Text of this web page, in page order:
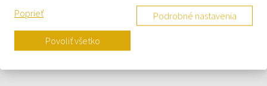
O ZNAČKE
Poprieť Podrobné nastavenia
Povoliť všetko